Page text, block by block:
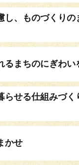
し、ものづくりの
るまちのにぎわい
らせる仕組みづく
かせ